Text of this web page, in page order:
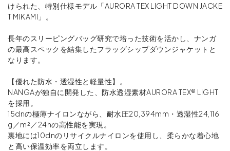
けられた、特別仕様モデル「AURORA TEX LIGHT DOWN JACKE
T MIKAMI」。
長年のスリーピングバッグ研究で培った技術を活かし、ナンガ
の最高スペックを結集したフラッグシップダウンジャケットと
なります。
【優れた防水・透湿性と軽量性】。
NANGAが独自に開発した、防水透湿素材AURORA TEX® LIGHT
を採用。
15dnの極薄ナイロンながら、耐水圧20,394mm・透湿性24,116
g／m²／24hの高性能を実現。
裏地には10dnのリサイクルナイロンを使用し、柔らかな着心地
と高い保温効率を両立します。